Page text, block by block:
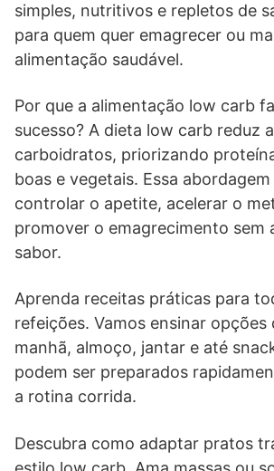
simples, nutritivos e repletos de
para quem quer emagrecer ou
alimentação saudável.
Por que a alimentação low carb
sucesso? A dieta low carb reduz
carboidratos, priorizando
boas e vegetais. Essa abordagem
controlar o apetite, acelerar o
promover o emagrecimento sem
sabor.
Aprenda receitas práticas para
refeições. Vamos ensinar opções
manhã, almoço, jantar e até
podem ser preparados
a rotina corrida.
Descubra como adaptar pratos